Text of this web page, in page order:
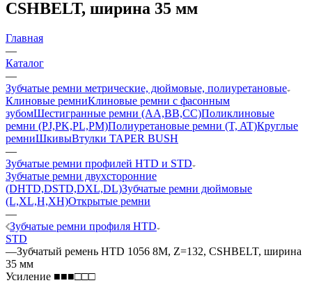
CSHBELT, ширина 35 мм
Главная
—
Каталог
—
Зубчатые ремни метрические, дюймовые, полиуретановые
Клиновые ремниКлиновые ремни с фасонным
зубомШестигранные ремни (AA,BB,CC)Поликлиновые
ремни (PJ,PK,PL,PM)Полиуретановые ремни (T, AT)Круглые
ремниШкивыВтулки TAPER BUSH
—
Зубчатые ремни профилей HTD и STD
Зубчатые ремни двухсторонние
(DHTD,DSTD,DXL,DL)Зубчатые ремни дюймовые
(L,XL,H,XH)Открытые ремни
—
Зубчатые ремни профиля HTD
STD
—Зубчатый ремень HTD 1056 8M, Z=132, CSHBELT, ширина
35 мм
Усиление ■■■□□□